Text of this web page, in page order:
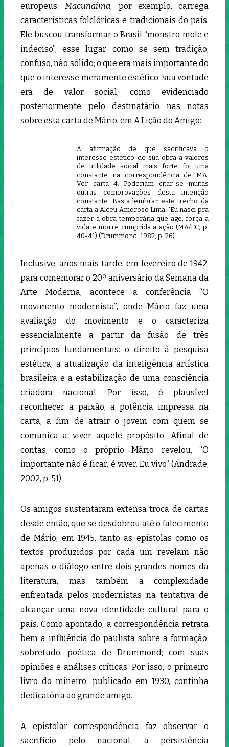
europeus. Macunaíma, por exemplo, carrega
características folclóricas e tradicionais do país.
Ele buscou transformar o Brasil “monstro mole e
indeciso”, esse lugar como se sem tradição,
confuso, não sólido; o que era mais importante do
que o interesse meramente estético: sua vontade
era de valor social, como evidenciado
posteriormente pelo destinatário nas notas
sobre esta carta de Mário, em A Lição do Amigo:
A afirmação de que sacrificava o
interesse estético de sua obra a valores
de utilidade social mais forte foi uma
constante na correspondência de MA.
Ver carta 4. Poderiam citar-se muitas
outras comprovações desta intenção
constante. Basta lembrar este trecho da
carta a Alceu Amoroso Lima: ‘Eu nasci pra
fazer a obra temporária que age, força a
vida e morre cumprida a ação (MA/EC, p.
40-41) (Drummond, 1982, p. 26).
Inclusive, anos mais tarde, em fevereiro de 1942,
para comemorar o 20º aniversário da Semana da
Arte Moderna, acontece a conferência “O
movimento modernista”, onde Mário faz uma
avaliação do movimento e o caracteriza
essencialmente a partir da fusão de três
princípios fundamentais: o direito à pesquisa
estética, a atualização da inteligência artística
brasileira e a estabilização de uma consciência
criadora nacional. Por isso, é plausível
reconhecer a paixão, a potência impressa na
carta, a fim de atrair o jovem com quem se
comunica a viver aquele propósito. Afinal de
contas, como o próprio Mário revelou, “O
importante não é ficar, é viver. Eu vivo” (Andrade,
2002, p. 51).
Os amigos sustentaram extensa troca de cartas
desde então, que se desdobrou até o falecimento
de Mário, em 1945, tanto as epístolas como os
textos produzidos por cada um revelam não
apenas o diálogo entre dois grandes nomes da
literatura, mas também a complexidade
enfrentada pelos modernistas na tentativa de
alcançar uma nova identidade cultural para o
país. Como apontado, a correspondência retrata
bem a influência do paulista sobre a formação,
sobretudo, poética de Drummond; com suas
opiniões e análises críticas. Por isso, o primeiro
livro do mineiro, publicado em 1930, continha
dedicatória ao grande amigo.
A epistolar correspondência faz observar o
sacrifício pelo nacional, a persistência